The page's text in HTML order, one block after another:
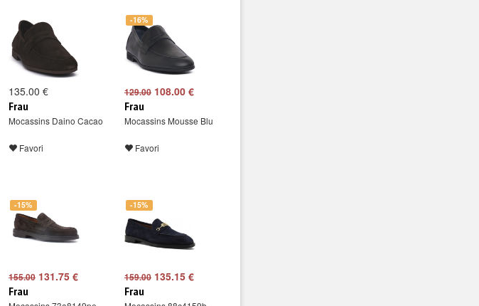
135.00 €
Frau
Mocassins Daino Cacao
Favori
-16%
129.00 108.00 €
Frau
Mocassins Mousse Blu
Favori
-15%
155.00 131.75 €
Frau
-15%
159.00 135.15 €
Frau